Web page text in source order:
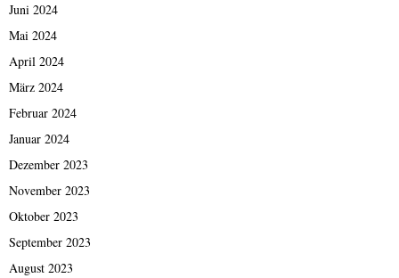
Juni 2024
Mai 2024
April 2024
März 2024
Februar 2024
Januar 2024
Dezember 2023
November 2023
Oktober 2023
September 2023
August 2023